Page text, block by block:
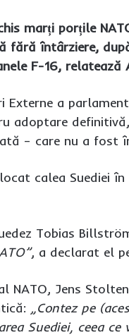
marți porțile
fără întârziere,
F-16, relatează
Externe a
adoptare
– care nu a fost
calea Suediei
Tobias
, a declarat el
NATO, Jens
„Contez pe
Suediei, ceea ce